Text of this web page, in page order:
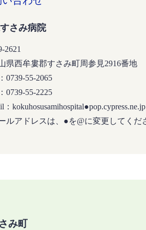
さみ病院
2621
県西牟婁郡すさみ町周参見2916番地
0739-55-2065
0739-55-2225
：kokuhosusamihospital●pop.cypress.ne.jp
ルアドレスは、●を@に変更してくだ